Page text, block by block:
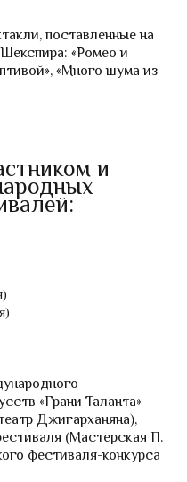
поставленные на
«Ромео и
«Много шума из
и
«Грани Таланта»
Джигарханяна),
(Мастерская П.
фестиваля-конкурса